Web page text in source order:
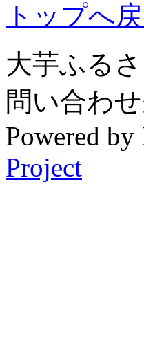
トップへ
大芋ふる
問い合わ
Powered
Project